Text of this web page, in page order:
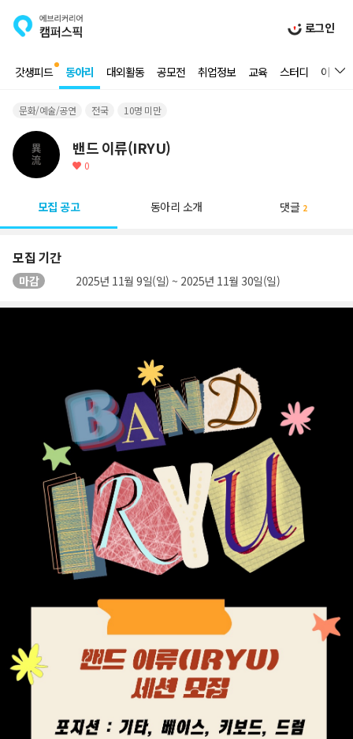
로그인
갓생피드 동아리 대외활동 공모전 취업정보 교육 스터디 이벤트
문화/예술/공연 전국 10명 미만
밴드 이류(IRYU)
0
모집 공고 동아리 소개 댓글 2
모집 기간
마감 2025년 11월 9일(일) ~ 2025년 11월 30일(일)